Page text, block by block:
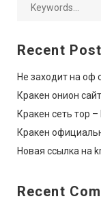
Recent
Не заходит на оф
Кракен онион
Кракен сеть тор –
Кракен
Новая ссылка на
Recent